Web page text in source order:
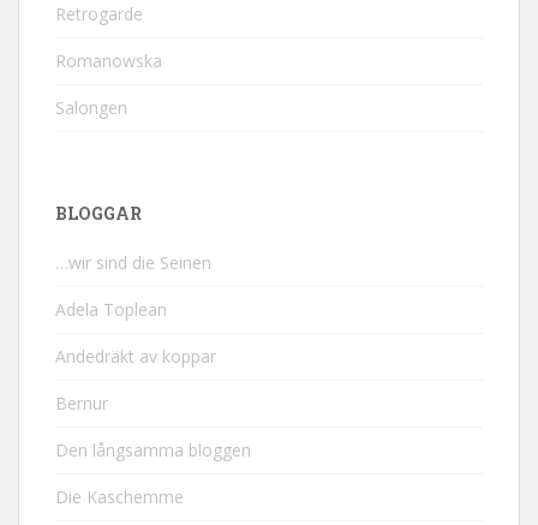
Retrogarde
Romanowska
Salongen
BLOGGAR
…wir sind die Seinen
Adela Toplean
Andedräkt av koppar
Bernur
Den långsamma bloggen
Die Kaschemme